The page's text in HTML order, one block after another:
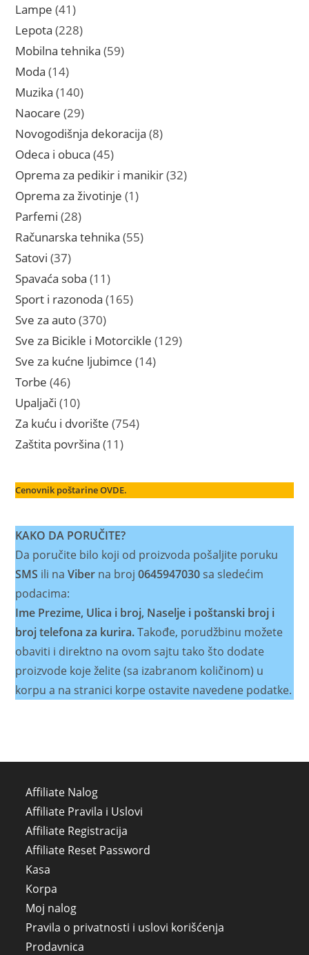
Lampe 4141
proizvod
Lepota 228228
proizvoda
Mobilna tehnika 5959
Moda 1414
proizvoda
Muzika 140140
proizvoda
Naocare 2929
proizvoda
Novogodišnja dekoracija 88
Odeca i obuca 4545
proizvoda
Oprema za pedikir i manikir 3232
Oprema za životinje 11
Parfemi 2828
proizvoda
Računarska tehnika 5555
Satovi 3737
proizvoda
Spavaća soba 1111
proizvoda
Sport i razonoda 165165
Sve za auto 370370
proizvoda
Sve za Bicikle i Motorcikle 129129
Sve za kućne ljubimce 1414
Torbe 4646
proizvoda
Upaljači 1010
proizvoda
Za kuću i dvorište 754754
Zaštita površina 1111
Cenovnik poštarine OVDE.
KAKO DA PORUČITE?
Da poručite bilo koji od proizvoda pošaljite poruku
SMS ili naViber na broj0645947030sa sledećim
podacima:
Ime Prezime, Ulica i broj, Naselje i poštanski broj i
broj telefona za kurira.Takođe, porudžbinu možete
obaviti i direktno na ovom sajtu tako što dodate
proizvode koje želite (sa izabranom količinom) u
korpu a na stranici korpe ostavite navedene podatke.
Affiliate Nalog
Affiliate Pravila i Uslovi
Affiliate Registracija
Affiliate Reset Password
Kasa
Korpa
Moj nalog
Pravila o privatnosti i uslovi korišćenja
Prodavnica